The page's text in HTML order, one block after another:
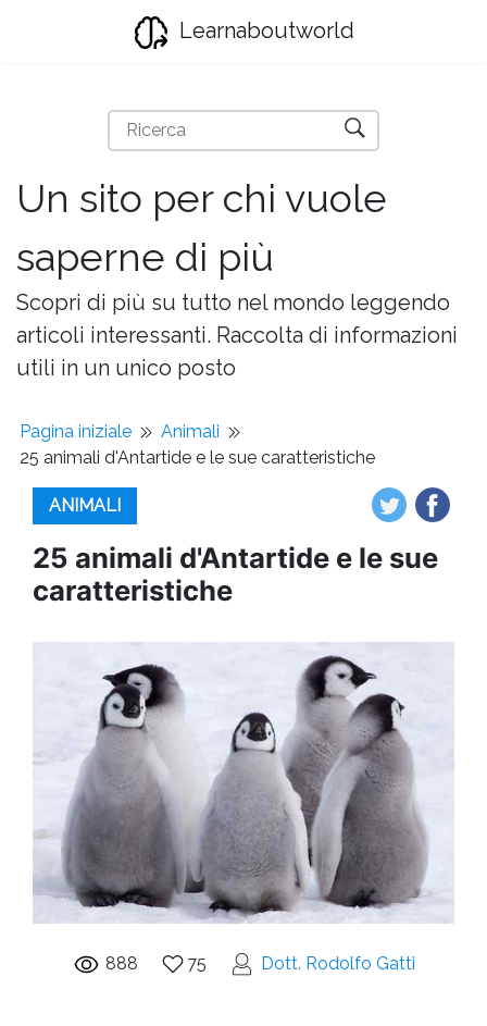
Learnaboutworld
Un sito per chi vuole
saperne di più
Scopri di più su tutto nel mondo leggendo
articoli interessanti. Raccolta di informazioni
utili in un unico posto
Pagina iniziale
Animali
25 animali d'Antartide e le sue caratteristiche
ANIMALI
25 animali d'Antartide e le sue
caratteristiche
888 75 Dott. Rodolfo Gatti